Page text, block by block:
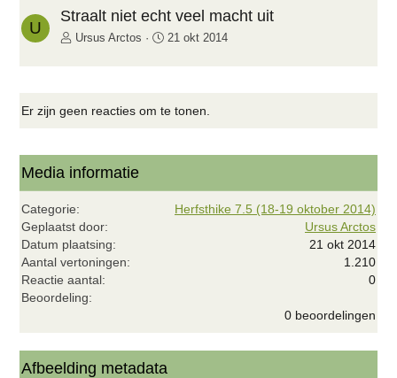
g
e
U
Straalt niet echt veel macht uit
Ursus Arctos 21 okt 2014
Er zijn geen reacties om te tonen.
Media informatie
Categorie
Herfsthike 7.5 (18-19 oktober 2014)
Geplaatst door
Ursus Arctos
Datum plaatsing
21 okt 2014
Aantal vertoningen
1.210
Reactie aantal
0
Beoordeling
s
0 beoordelingen
Afbeelding metadata